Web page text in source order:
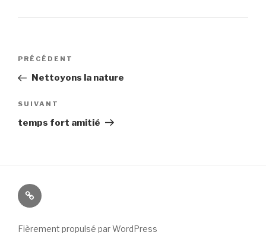
Navigation
l’article
Article
précédent
PRÉCÉDENT
Nettoyons la nature
Article
suivant
SUIVANT
temps fort amitié
connexion
Fièrement propulsé par WordPress